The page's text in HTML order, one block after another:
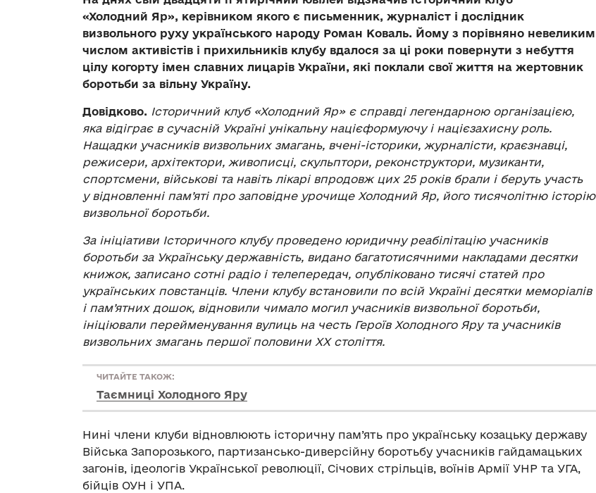
«Холодний Яр», керівником якого є письменник, журналіст і дослідник
визвольного руху українського народу Роман Коваль. Йому з порівняно невеликим
числом активістів і прихильників клубу вдалося за ці роки повернути з небуття
цілу когорту імен славних лицарів України, які поклали свої життя на жертовник
боротьби за вільну Україну.
Довідково. Історичний клуб «Холодний Яр» є справді легендарною організацією,
яка відіграє в сучасній Україні унікальну націєформуючу і націєзахисну роль.
Нащадки учасників визвольних змагань, вчені-історики, журналісти, краєзнавці,
режисери, архітектори, живописці, скульптори, реконструктори, музиканти,
спортсмени, військові та навіть лікарі впродовж цих 25 років брали і беруть участь
у відновленні пам’яті про заповідне урочище Холодний Яр, його тисячолітню історію
визвольної боротьби.
За ініціативи Історичного клубу проведено юридичну реабілітацію учасників
боротьби за Українську державність, видано багатотисячними накладами десятки
книжок, записано сотні радіо і телепередач, опубліковано тисячі статей про
українських повстанців. Члени клубу встановили по всій Україні десятки меморіалів
і пам’ятних дошок, відновили чимало могил учасників визвольної боротьби,
ініціювали перейменування вулиць на честь Героїв Холодного Яру та учасників
визвольних змагань першої половини ХХ століття.
ЧИТАЙТЕ ТАКОЖ:
Таємниці Холодного Яру
Нині члени клуби відновлюють історичну пам’ять про українську козацьку державу
Війська Запорозького, партизансько-диверсійну боротьбу учасників гайдамацьких
загонів, ідеологів Української революції, Січових стрільців, воїнів Армії УНР та УГА,
бійців ОУН і УПА.